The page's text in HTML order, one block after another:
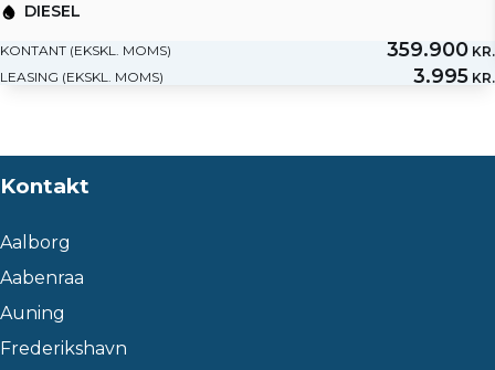
DIESEL
KONTANT (EKSKL. MOMS) 359.900 KR.
LEASING (EKSKL. MOMS)
3.995 KR.
Kontakt
Aalborg
Aabenraa
Auning
Frederikshavn